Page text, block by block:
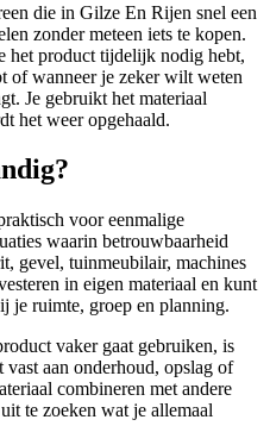
die in Gilze En Rijen snel een
zonder meteen iets te kopen.
het product tijdelijk nodig hebt,
of wanneer je zeker wilt weten
Je gebruikt het materiaal
het weer opgehaald.
voor eenmalige
waarin betrouwbaarheid
gevel, tuinmeubilair, machines
in eigen materiaal en kunt
je ruimte, groep en planning.
vaker gaat gebruiken, is
aan onderhoud, opslag of
combineren met andere
te zoeken wat je allemaal